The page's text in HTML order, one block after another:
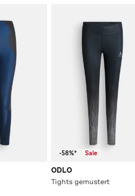
-58%* Sale
ODLO
Tights gemustert